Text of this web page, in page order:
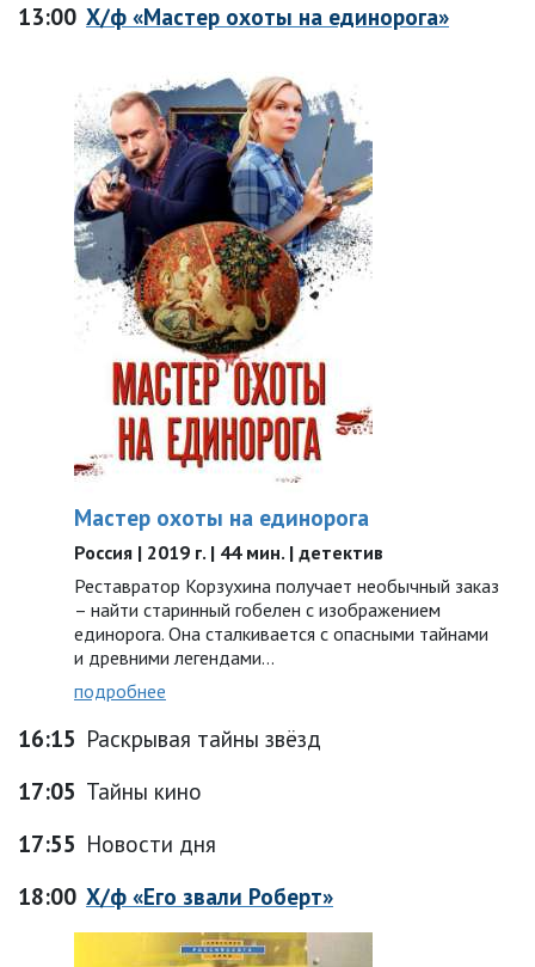
13:00 Х/ф «Мастер охоты на единорога»
Мастер охоты на единорога
Россия | 2019 г. | 44 мин. | детектив
Реставратор Корзухина получает необычный заказ
– найти старинный гобелен с изображением
единорога. Она сталкивается с опасными тайнами
и древними легендами…
подробнее
16:15 Раскрывая тайны звёзд
17:05 Тайны кино
17:55 Новости дня
18:00 Х/ф «Его звали Роберт»